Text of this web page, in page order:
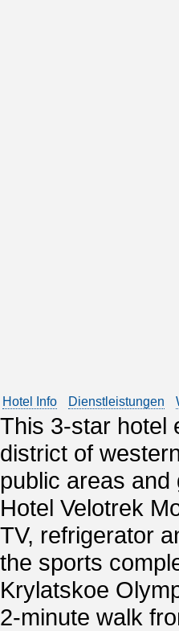
Hotel Info Dienstleistungen
This 3-star hotel
district of
public areas
Hotel Velotrek
TV, refrigerator
the sports
Krylatskoe
2-minute walk